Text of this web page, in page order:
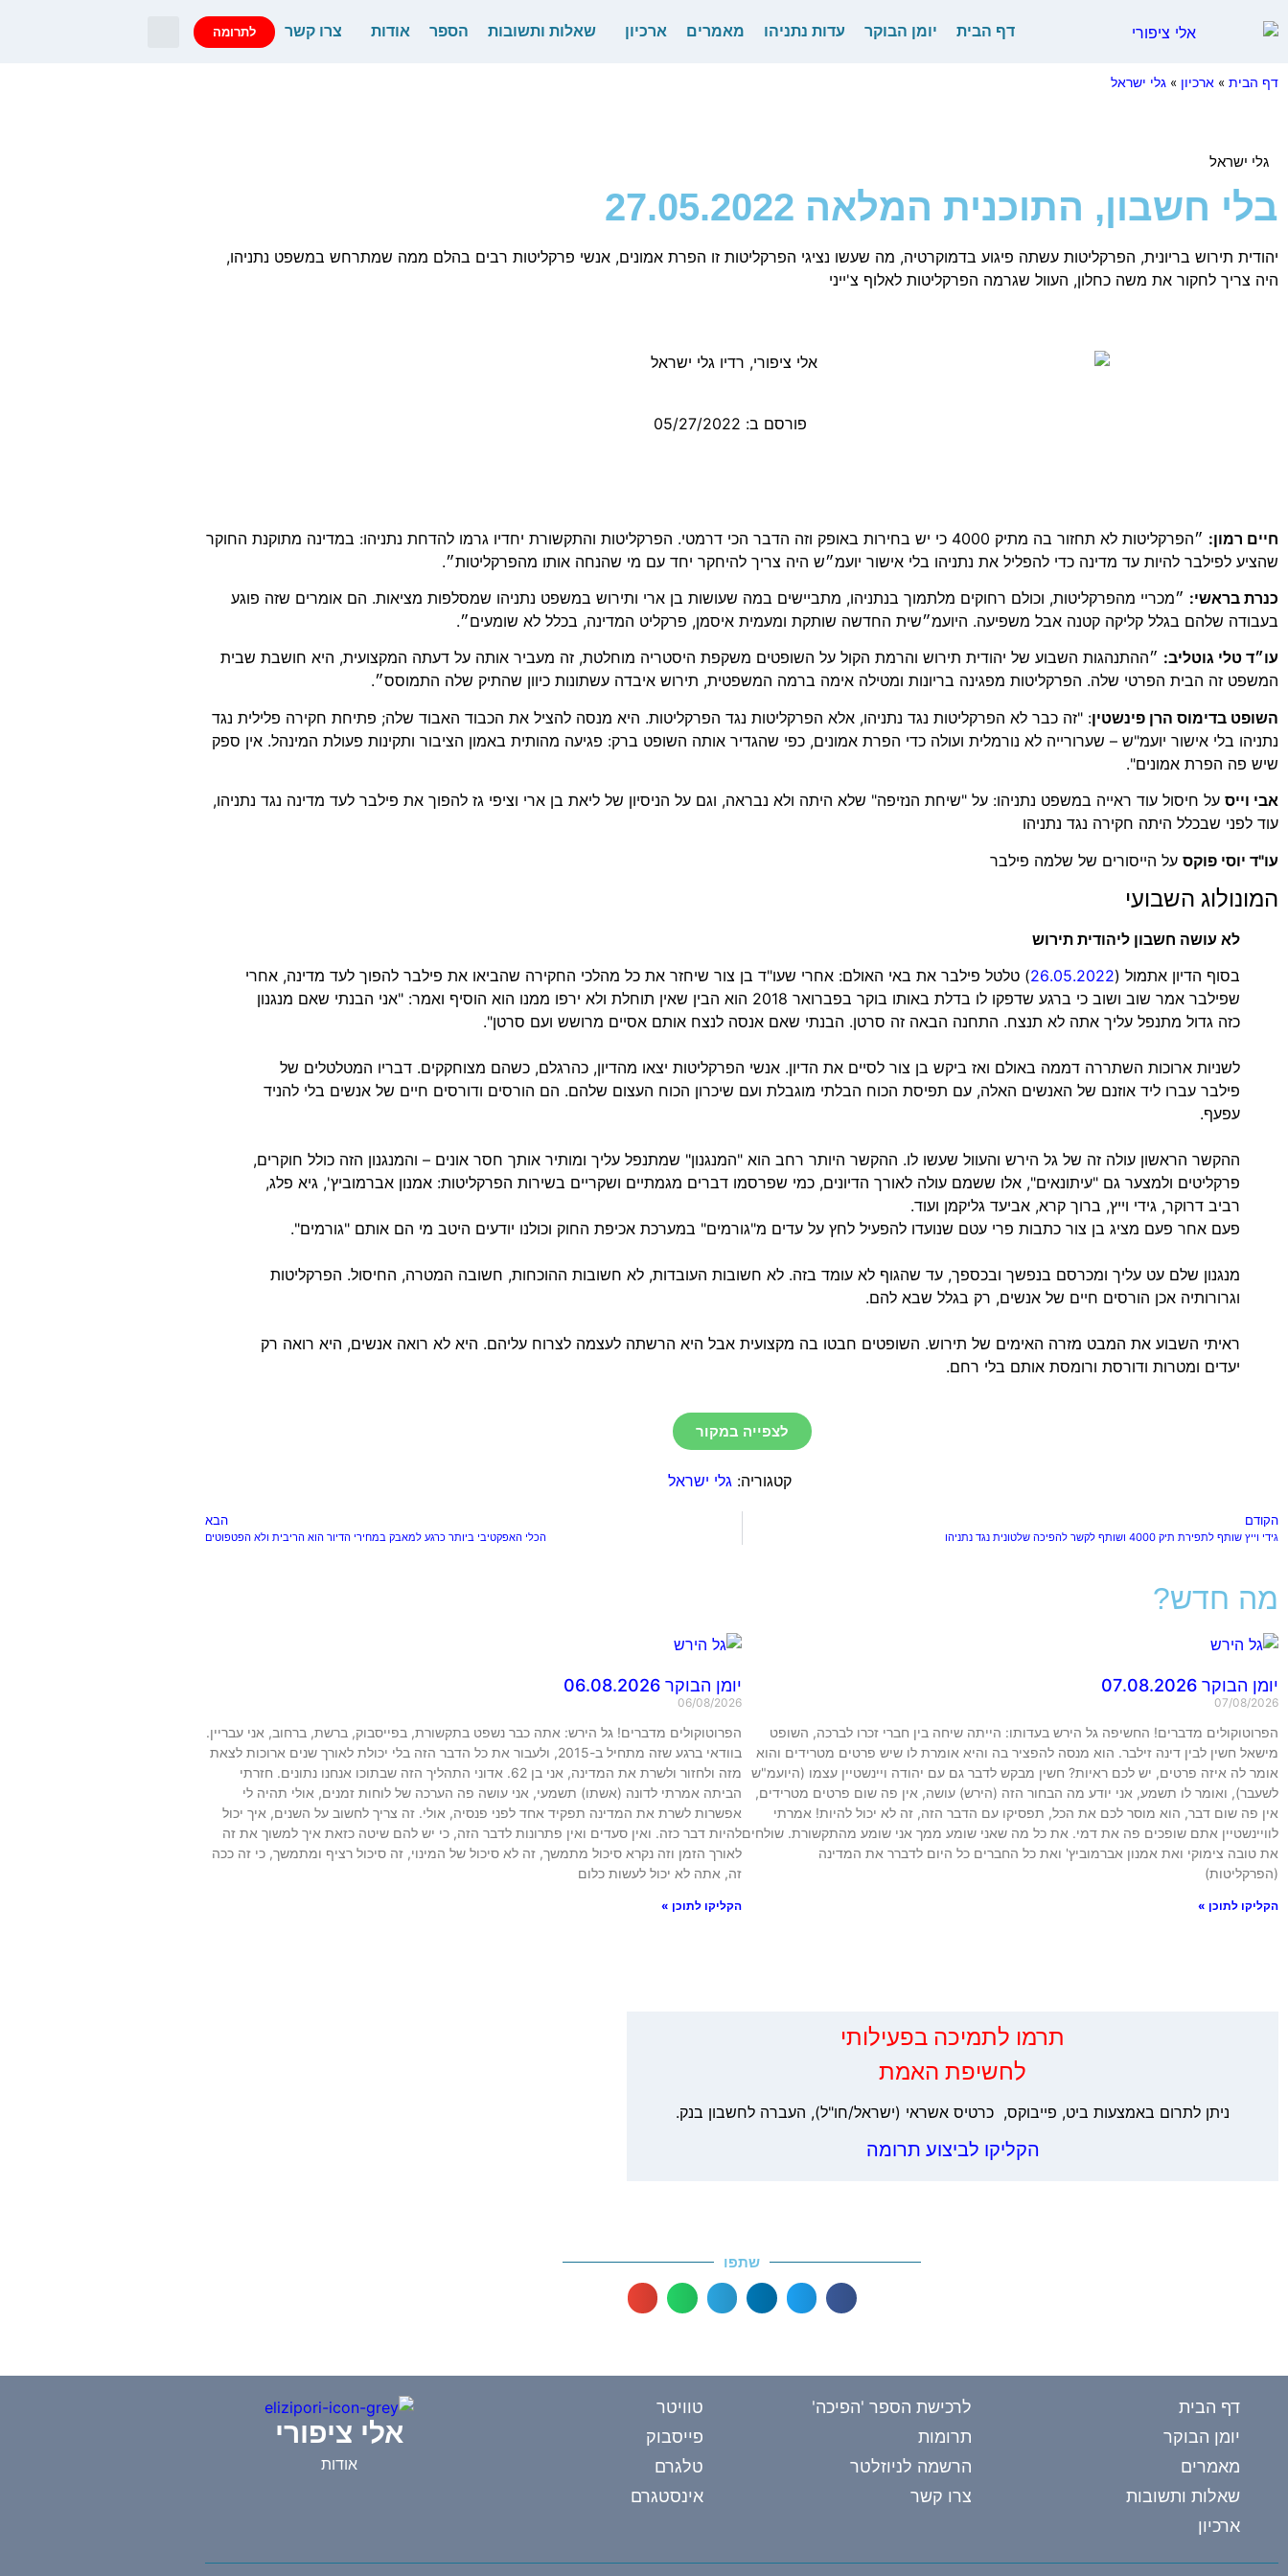
דף הבית יומן הבוקר עדות נתניהו מאמרים ארכיון שאלות ותשובות הספר אודות צרו קשר לתרומה
דף הבית » ארכיון » גלי ישראל
גלי ישראל
בלי חשבון, התוכנית המלאה 27.05.2022
יהודית תירוש בריונית, הפרקליטות עשתה פיגוע בדמוקרטיה, מה שעשו נציגי הפרקליטות זו הפרת אמונים, אנשי פרקליטות רבים בהלם ממה שמתרחש במשפט נתניהו,
היה צריך לחקור את משה כחלון, העוול שגרמה הפרקליטות לאלוף צ'ייני
פורסם ב: 05/27/2022
חיים רמון:
״הפרקליטות לא תחזור בה מתיק 4000 כי יש בחירות באופק וזה הדבר הכי דרמטי. הפרקליטות והתקשורת יחדיו גרמו להדחת נתניהו: במדינה מתוקנת החוקר
שהציע לפילבר להיות עד מדינה כדי להפליל את נתניהו בלי אישור יועמ״ש היה צריך להיחקר יחד עם מי שהנחה אותו מהפרקליטות״.
כנרת בראשי: ״מכריי מהפרקליטות, וכולם רחוקים מלתמוך בנתניהו, מתביישים במה שעושות בן ארי ותירוש במשפט נתניהו שמסלפות מציאות. הם אומרים שזה פוגע
בעבודה שלהם בגלל קליקה קטנה אבל משפיעה. היועמ״שית החדשה שותקת ומעמית איסמן, פרקליט המדינה, בכלל לא שומעים״.
עו״ד טלי גוטליב: ״ההתנהגות השבוע של יהודית תירוש והרמת הקול על השופטים משקפת היסטריה מוחלטת, זה מעביר אותה על דעתה המקצועית, היא חושבת שבית
המשפט זה הבית הפרטי שלה. הפרקליטות מפגינה בריונות ומטילה אימה ברמה המשפטית, תירוש איבדה עשתונות כיוון שהתיק שלה התמוסס״.
השופט בדימוס הרן פינשטין: "זה כבר לא הפרקליטות נגד נתניהו, אלא הפרקליטות נגד הפרקליטות. היא מנסה להציל את הכבוד האבוד שלה; פתיחת חקירה פלילית נגד
נתניהו בלי אישור יועמ"ש – שערורייה לא נורמלית ועולה כדי הפרת אמונים, כפי שהגדיר אותה השופט ברק: פגיעה מהותית באמון הציבור ותקינות פעולת המינהל. אין ספק
שיש פה הפרת אמונים".
אבי וייס על חיסול עוד ראייה במשפט נתניהו: על "שיחת הנזיפה" שלא היתה ולא נבראה, וגם על הניסיון של ליאת בן ארי וציפי גז להפוך את פילבר לעד מדינה נגד נתניהו,
עוד לפני שבכלל היתה חקירה נגד נתניהו
עו"ד יוסי פוקס על הייסורים של שלמה פילבר
המונולוג השבועי
לא עושה חשבון ליהודית תירוש
בסוף הדיון אתמול (26.05.2022) טלטל פילבר את באי האולם: אחרי שעו"ד בן צור שיחזר את כל מהלכי החקירה שהביאו את פילבר להפוך לעד מדינה, אחרי
שפילבר אמר שוב ושוב כי ברגע שדפקו לו בדלת באותו בוקר בפברואר 2018 הוא הבין שאין תוחלת ולא ירפו ממנו הוא הוסיף ואמר: "אני הבנתי שאם מנגנון
כזה גדול מתנפל עליך אתה לא תנצח. התחנה הבאה זה סרטן. הבנתי שאם אנסה לנצח אותם אסיים מרושש ועם סרטן".
לשניות ארוכות השתררה דממה באולם ואז ביקש בן צור לסיים את הדיון. אנשי הפרקליטות יצאו מהדיון, כהרגלם, כשהם מצוחקקים. דבריו המטלטלים של
פילבר עברו ליד אוזנם של האנשים האלה, עם תפיסת הכוח הבלתי מוגבלת ועם שיכרון הכוח העצום שלהם. הם הורסים ודורסים חיים של אנשים בלי להניד
עפעף.
ההקשר הראשון עולה זה של גל הירש והעוול שעשו לו. ההקשר היותר רחב הוא "המנגנון" שמתנפל עליך ומותיר אותך חסר אונים – והמנגנון הזה כולל חוקרים,
פרקליטים ולמצער גם "עיתונאים", אלו ששמם עולה לאורך הדיונים, כמי שפרסמו דברים מגמתיים ושקריים בשירות הפרקליטות: אמנון אברמוביץ', גיא פלג,
רביב דרוקר, גידי וייץ, ברוך קרא, אביעד גליקמן ועוד.
פעם אחר פעם מציג בן צור כתבות פרי עטם שנועדו להפעיל לחץ על עדים מ"גורמים" במערכת אכיפת החוק וכולנו יודעים היטב מי הם אותם "גורמים".
מנגנון שלם עט עליך ומכרסם בנפשך ובכספך, עד שהגוף לא עומד בזה. לא חשובות העובדות, לא חשובות ההוכחות, חשובה המטרה, החיסול. הפרקליטות
וגרורותיה אכן הורסים חיים של אנשים, רק בגלל שבא להם.
ראיתי השבוע את המבט מזרה האימים של תירוש. השופטים חבטו בה מקצועית אבל היא הרשתה לעצמה לצרוח עליהם. היא לא רואה אנשים, היא רואה רק
יעדים ומטרות ודורסת ורומסת אותם בלי רחם.
לצפייה במקור
קטגוריה: גלי ישראל
הקודם
גידי וייץ שותף לתפירת תיק 4000 ושותף לקשר להפיכה שלטונית נגד נתניהו
הבא
הכלי האפקטיבי ביותר כרגע למאבק במחירי הדיור הוא הריבית ולא הפטפוטים
מה חדש?
יומן הבוקר 07.08.2026
07/08/2026
הפרוטוקולים מדברים! החשיפה גל הירש בעדותו: הייתה שיחה בין חברי זכרו לברכה, השופט
מישאל חשין לבין דינה זילבר. הוא מנסה להפציר בה והיא אומרת לו שיש פרטים מטרידים והוא
אומר לה איזה פרטים, יש לכם ראיות? חשין מבקש לדבר גם עם יהודה ויינשטיין עצמו (היועמ"ש
לשעבר), ואומר לו תשמע, אני יודע מה הבחור הזה (הירש) עושה, אין פה שום פרטים מטרידים,
אין פה שום דבר, הוא מוסר לכם את הכל, תפסיקו עם הדבר הזה, זה לא יכול להיות! אמרתי
לוויינשטיין אתם שופכים פה את דמי. את כל מה שאני שומע ממך אני שומע מהתקשורת. שולחים
את טובה צימוקי ואת אמנון אברמוביץ' ואת כל החברים כל היום לדברר את המדינה
(הפרקליטות)
הקליקו לתוכן »
יומן הבוקר 06.08.2026
06/08/2026
הפרוטוקולים מדברים! גל הירש: אתה כבר נשפט בתקשורת, בפייסבוק, ברשת, ברחוב, אני עבריין.
בוודאי ברגע שזה מתחיל ב-2015, ולעבור את כל הדבר הזה בלי יכולת לאורך שנים ארוכות לצאת
מזה ולחזור ולשרת את המדינה, אני בן 62. אדוני התהליך הזה שבתוכו אנחנו נתונים. חזרתי
הביתה אמרתי לדונה (אשתו) תשמעי, אני עושה פה הערכה של לוחות זמנים, אולי תהיה לי
אפשרות לשרת את המדינה תפקיד אחד לפני פנסיה, אולי. זה צריך לחשוב על השנים, איך יכול
להיות דבר כזה. ואין סעדים ואין פתרונות לדבר הזה, כי יש להם שיטה כזאת איך למשוך את זה
לאורך הזמן וזה נקרא סיכול מתמשך, זה לא סיכול של המינוי, זה סיכול רציף ומתמשך, כי זה ככה
זה, אתה לא יכול לעשות כלום
הקליקו לתוכן »
‏תרמו לתמיכה בפעילותי
לחשיפת האמת
ניתן לתרום באמצעות ביט, פייבוקס, כרטיס אשראי (ישראל/חו"ל), העברה לחשבון בנק.
הקליקו לביצוע תרומה
שתפו
דף הבית
יומן הבוקר
מאמרים
שאלות ותשובות
ארכיון
לרכישת הספר 'הפיכה'
תרומות
הרשמה לניוזלטר
צרו קשר
טוויטר
פייסבוק
טלגרם
אינסטגרם
אלי ציפורי
אודות